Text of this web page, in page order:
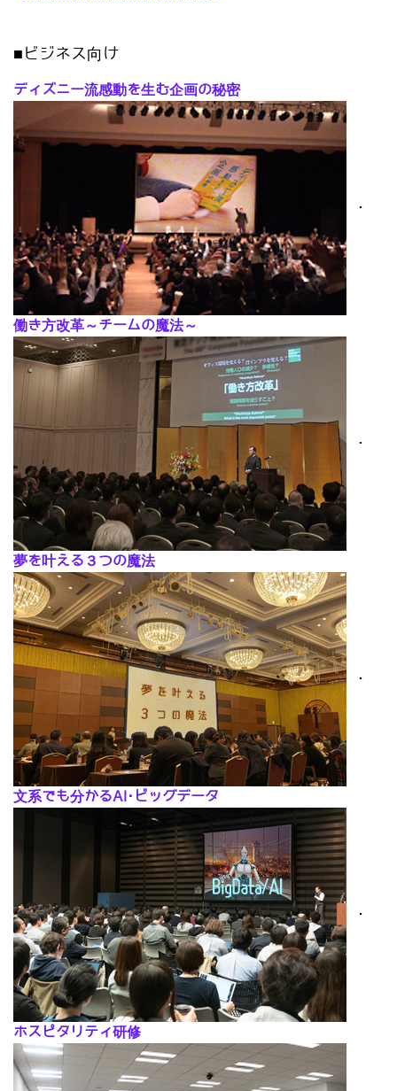
■ビジネス向け
ディズニー流感動を生む企画の秘密
･
働き方改革～チームの魔法～
･
夢を叶える３つの魔法
･
文系でも分かるAI･ビッグデータ
･
ホスピタリティ研修